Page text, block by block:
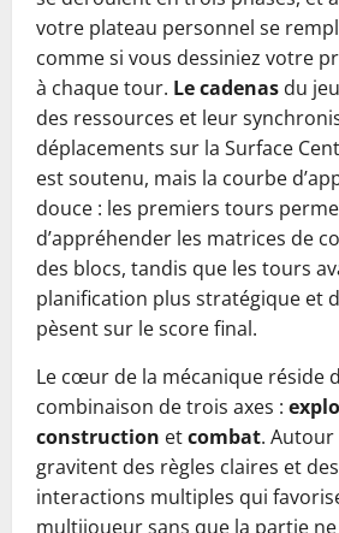
votre plateau personnel se
comme si vous dessiniez votre
à chaque tour. Le cadenas du
des ressources et leur
déplacements sur la Surface
est soutenu, mais la courbe
douce : les premiers tours
d’appréhender les matrices de
des blocs, tandis que les tours
planification plus stratégique et
pèsent sur le score final.
Le cœur de la mécanique réside
combinaison de trois axes :
construction etcombat. Autour
gravitent des règles claires et
interactions multiples qui
multijoueur sans que la partie ne